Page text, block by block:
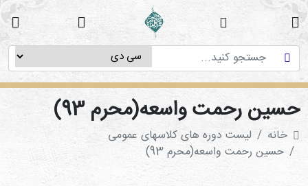
دوره
های
آموزشی
پژوهش
های
میان
حسین رحمت واسعه‌(محرم 93)
خانه
لیست دوره های کلاسهای عمومی
حسین رحمت واسعه‌(محرم 93)